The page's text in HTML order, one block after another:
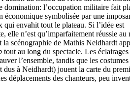
domination: l’occupation militaire fait
économique symbolisée par une
qui envahit tout le plateau. Si l’idée est
elle n’est qu’imparfaitement réussie au
la scénographie de Mathis Neidhardt
tout au long du spectacle. Les
l’ensemble, tandis que les costumes
dus à Neidhardt) jouent la carte du
déplacements des chanteurs, peu